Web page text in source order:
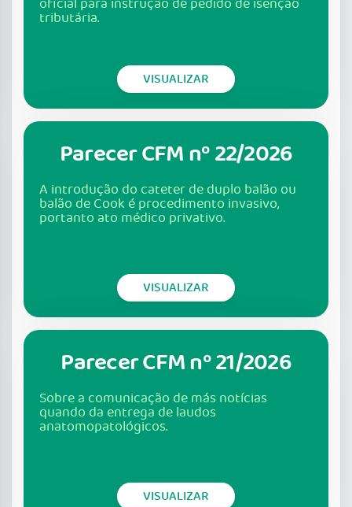
oficial para instrução de pedido de isenção
tributária.
VISUALIZAR
Parecer CFM nº 22/2026
A introdução do cateter de duplo balão ou
balão de Cook é procedimento invasivo,
portanto ato médico privativo.
VISUALIZAR
Parecer CFM nº 21/2026
Sobre a comunicação de más notícias
quando da entrega de laudos
anatomopatológicos.
VISUALIZAR